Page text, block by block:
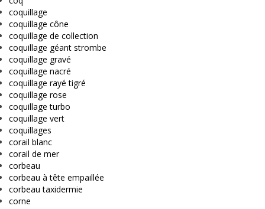
coquillage
coquillage cône
coquillage de collection
coquillage géant strombe
coquillage gravé
coquillage nacré
coquillage rayé tigré
coquillage rose
coquillage turbo
coquillage vert
coquillages
corail blanc
corail de mer
corbeau
corbeau à tête empaillée
corbeau taxidermie
corne